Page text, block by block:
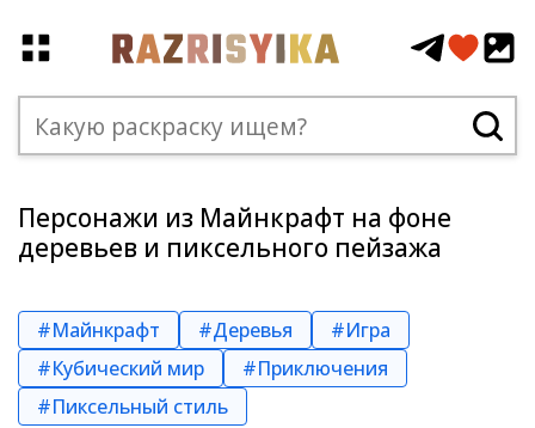
Персонажи из Майнкрафт на фоне
деревьев и пиксельного пейзажа
#Майнкрафт #Деревья
#Игра
#Кубический мир
#Приключения
#Пиксельный стиль